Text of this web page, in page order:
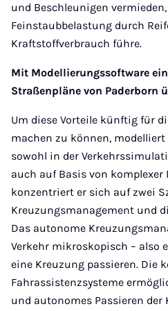
und Beschleunigen
Feinstaubbelastung durch
Kraftstoffverbrauch führe.
Mit Modellierungssoftware
Straßenpläne von Paderborn
Um diese Vorteile künftig für
machen zu können, modelliert
sowohl in der
auch auf Basis von komplexer
konzentriert er sich auf zwei
Kreuzungsmanagement und
Das autonome
Verkehr mikroskopisch – also
eine Kreuzung passieren. Die
Fahrassistenzsysteme
und autonomes Passieren der